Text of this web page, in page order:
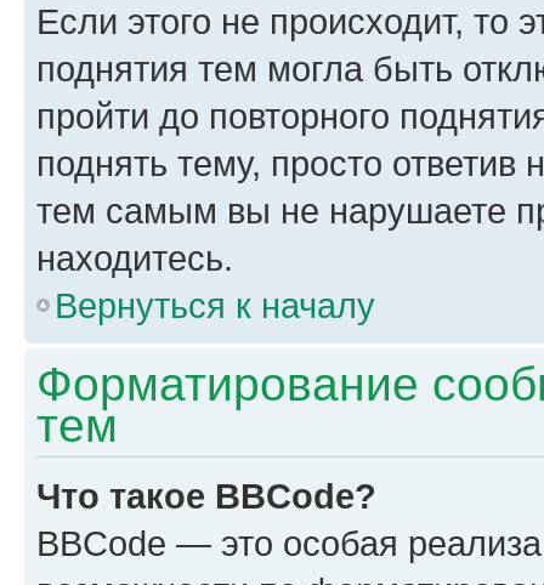
Если этого не происходит, то
поднятия тем могла быть
пройти до повторного
поднять тему, просто ответив
тем самым вы не нарушаете
находитесь.
Вернуться к началу
Форматирование
тем
Что такое BBCode?
BBCode — это особая